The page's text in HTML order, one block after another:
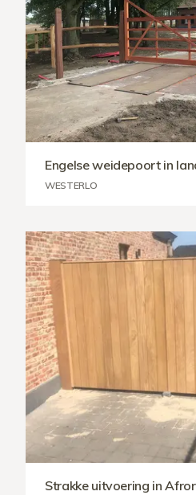
Engelse weidepoort in
WESTERLO
Strakke uitvoering in